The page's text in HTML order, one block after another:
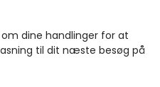
dine handlinger for at
til dit næste besøg på